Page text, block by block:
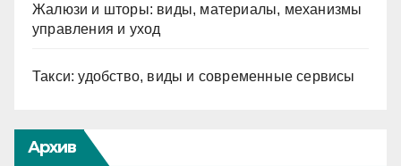
Жалюзи и шторы: виды, материалы, механизмы
управления и уход
Такси: удобство, виды и современные сервисы
Архив